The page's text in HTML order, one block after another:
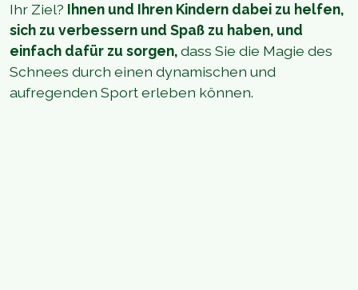
Ihr Ziel? Ihnen und Ihren Kindern dabei zu helfen,
sich zu verbessern und Spaß zu haben, und
einfach dafür zu sorgen,dass Sie die Magie des
Schnees durch einen dynamischen und
aufregenden Sport erleben können.